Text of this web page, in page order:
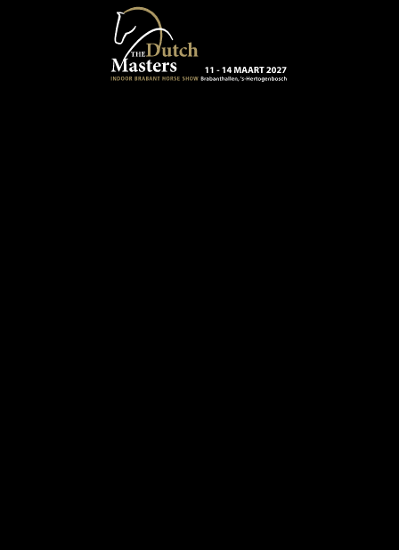
Terug naar hoofdinhoud
13 - 16 MAART 2024